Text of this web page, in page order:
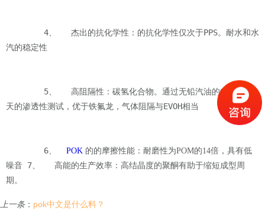
汽的稳定性
天的渗透性测试，优于铁氟龙，气体阻隔与EVOH相当
	6、
POK 的的摩擦性能：耐磨性为POM的14倍，具有低
噪音 7、   高能的生产效率：高结晶度的聚酮有助于缩短成型周
期。
上一条： pok中文是什么料？